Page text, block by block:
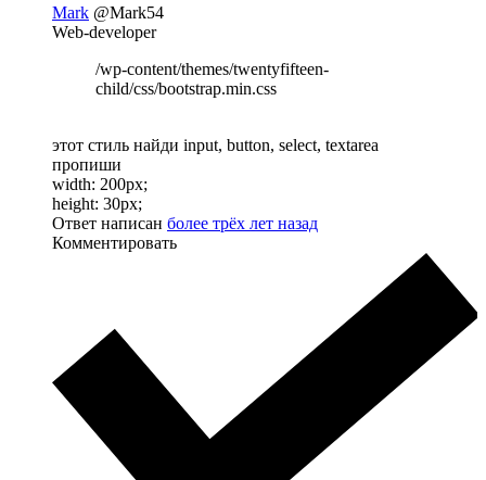
Mark @Mark54
Web-developer
/wp-content/themes/twentyfifteen-
child/css/bootstrap.min.css
этот стиль найди input, button, select, textarea
пропиши
width: 200px;
height: 30px;
Ответ написан более трёх лет назад
Комментировать